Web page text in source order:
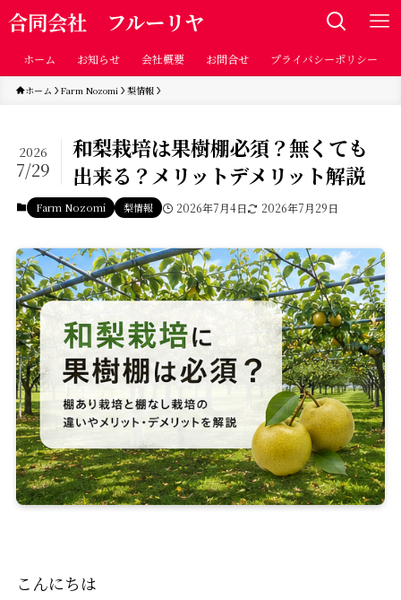
合同会社 フルーリヤ
ホーム お知らせ 会社概要 お問合せ プライバシーポリシー
ホーム Farm Nozomi 梨情報
和梨栽培は果樹棚必須？無くても
出来る？メリットデメリット解説
2026
7/29
Farm Nozomi 梨情報 2026年7月4日 2026年7月29日
こんにちは